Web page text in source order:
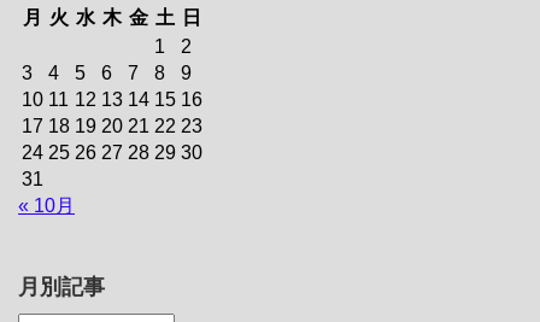
月
火 水 木 金 土
日
1
2
3
4 5 6 7 8
9
10 11 12 13 14 15 16
17 18 19 20 21 22 23
24 25 26 27 28 29 30
31
« 10月
月別記事